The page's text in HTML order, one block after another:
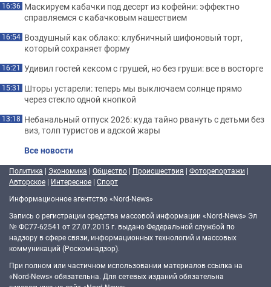
16:36 Маскируем кабачки под десерт из кофейни: эффектно
справляемся с кабачковым нашествием
16:54 Воздушный как облако: клубничный шифоновый торт,
который сохраняет форму
16:21 Удивил гостей кексом с грушей, но без груши: все в восторге
15:31 Шторы устарели: теперь мы выключаем солнце прямо
через стекло одной кнопкой
13:18 Небанальный отпуск 2026: куда тайно рвануть с детьми без
виз, толп туристов и адской жары
Все новости
Политика | Экономика | Общество | Происшествия | Фоторепортажи |
Авторское | Интересное | Спорт
Информационное агентство «Nord-News»
Запись о регистрации средства массовой информации «Nord-News» Эл
№ ФС77-62541 от 27.07.2015 г. выдано Федеральной службой по
надзору в сфере связи, информационных технологий и массовых
коммуникаций (Роскомнадзор).
При полном или частичном использовании материалов ссылка на
«Nord-News» обязательна. Для сетевых изданий обязательна